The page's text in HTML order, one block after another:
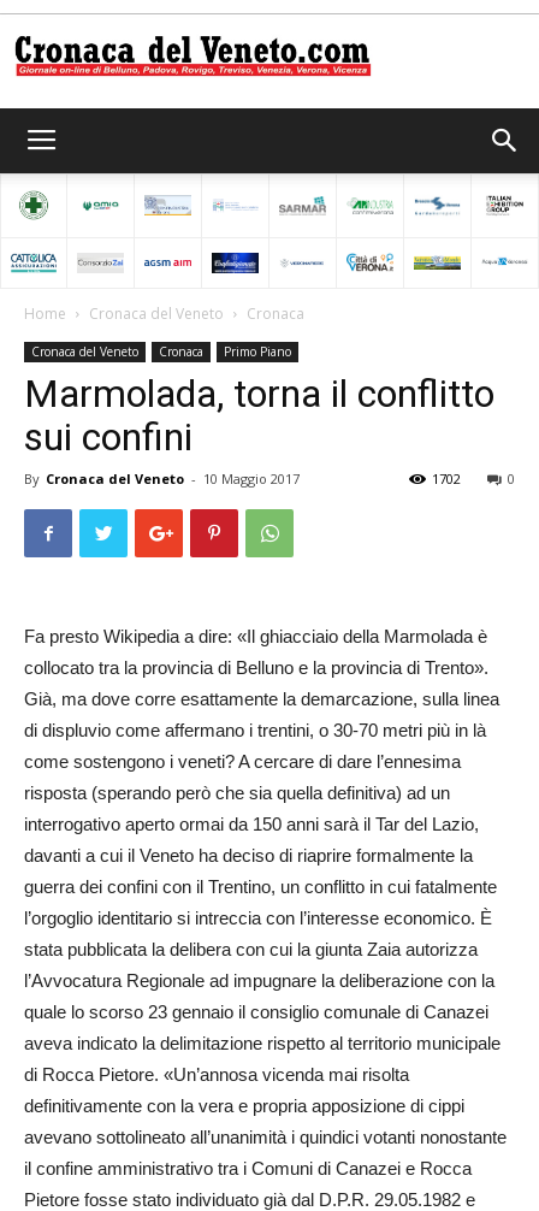
del
Veneto
Home Cronaca del Veneto Cronaca
Cronaca del Veneto Cronaca Primo Piano
Marmolada, torna il conflitto
sui confini
By Cronaca del Veneto - 10 Maggio 2017 0
1702
Fa presto Wikipedia a dire: «Il ghiacciaio della Marmolada è
collocato tra la provincia di Belluno e la provincia di Trento».
Già, ma dove corre esattamente la demarcazione, sulla linea
di displuvio come affermano i trentini, o 30-70 metri più in là
come sostengono i veneti? A cercare di dare l’ennesima
risposta (sperando però che sia quella definitiva) ad un
interrogativo aperto ormai da 150 anni sarà il Tar del Lazio,
davanti a cui il Veneto ha deciso di riaprire formalmente la
guerra dei confini con il Trentino, un conflitto in cui fatalmente
l’orgoglio identitario si intreccia con l’interesse economico. È
stata pubblicata la delibera con cui la giunta Zaia autorizza
l’Avvocatura Regionale ad impugnare la deliberazione con la
quale lo scorso 23 gennaio il consiglio comunale di Canazei
aveva indicato la delimitazione rispetto al territorio municipale
di Rocca Pietore. «Un’annosa vicenda mai risolta
definitivamente con la vera e propria apposizione di cippi
avevano sottolineato all’unanimità i quindici votanti nonostante
il confine amministrativo tra i Comuni di Canazei e Rocca
Pietore fosse stato individuato già dal D.P.R. 29.05.1982 e